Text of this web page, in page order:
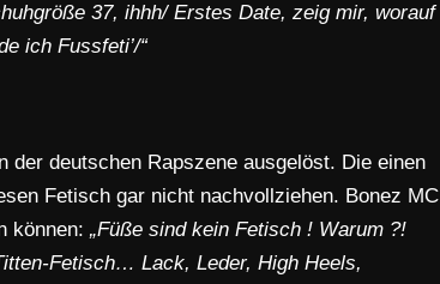
37, ihhh/ Erstes Date, zeig mir, worauf
ich Fussfeti’/“
der deutschen Rapszene ausgelöst. Die einen
Fetisch gar nicht nachvollziehen. Bonez MC
können: „Füße sind kein Fetisch ! Warum ?!
Fetisch… Lack, Leder, High Heels,